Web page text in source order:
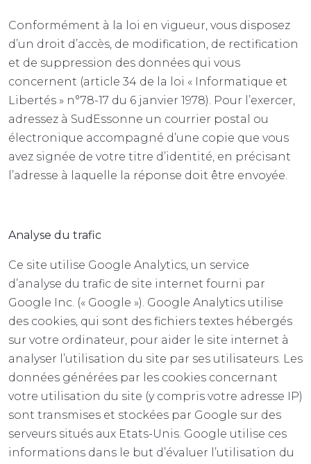
Conformément à la loi en vigueur, vous disposez
d’un droit d’accès, de modification, de rectification
et de suppression des données qui vous
concernent (article 34 de la loi « Informatique et
Libertés » n°78-17 du 6 janvier 1978). Pour l’exercer,
adressez à SudEssonne un courrier postal ou
électronique accompagné d’une copie que vous
avez signée de votre titre d’identité, en précisant
l’adresse à laquelle la réponse doit être envoyée.
Analyse du trafic
Ce site utilise Google Analytics, un service
d’analyse du trafic de site internet fourni par
Google Inc. (« Google »). Google Analytics utilise
des cookies, qui sont des fichiers textes hébergés
sur votre ordinateur, pour aider le site internet à
analyser l’utilisation du site par ses utilisateurs. Les
données générées par les cookies concernant
votre utilisation du site (y compris votre adresse IP)
sont transmises et stockées par Google sur des
serveurs situés aux Etats-Unis. Google utilise ces
informations dans le but d’évaluer l’utilisation du